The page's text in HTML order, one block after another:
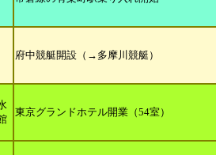
府中競艇開設（→多摩川競艇）
東京グランドホテル開業（54室）